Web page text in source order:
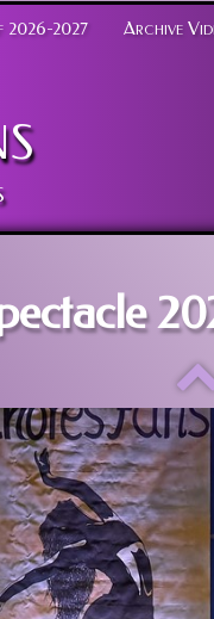
2027 Archive